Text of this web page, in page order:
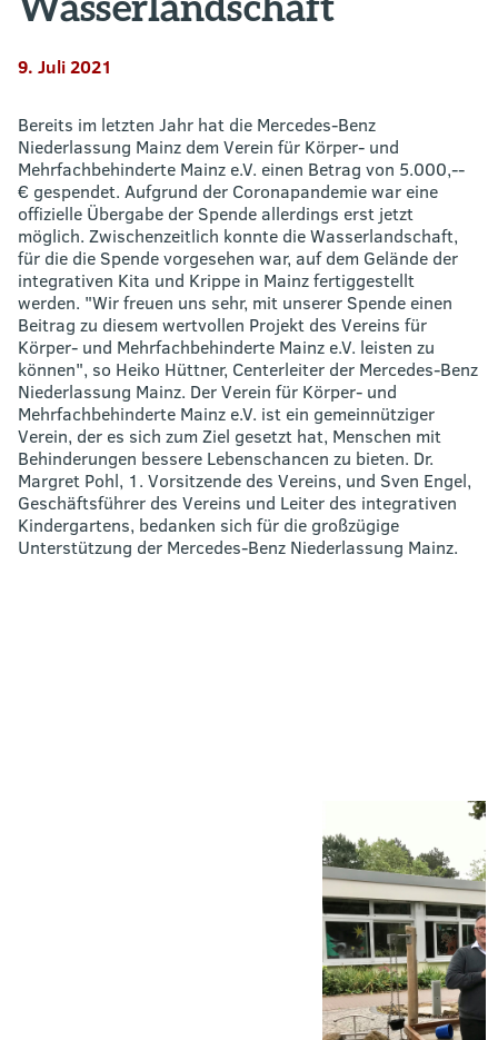
9. Juli 2021
Bereits im letzten Jahr hat die Mercedes-Benz
Niederlassung Mainz dem Verein für Körper- und
Mehrfachbehinderte Mainz e.V. einen Betrag von 5.000,--
€ gespendet. Aufgrund der Coronapandemie war eine
offizielle Übergabe der Spende allerdings erst jetzt
möglich. Zwischenzeitlich konnte die Wasserlandschaft,
für die die Spende vorgesehen war, auf dem Gelände der
integrativen Kita und Krippe in Mainz fertiggestellt
werden. "Wir freuen uns sehr, mit unserer Spende einen
Beitrag zu diesem wertvollen Projekt des Vereins für
Körper- und Mehrfachbehinderte Mainz e.V. leisten zu
können", so Heiko Hüttner, Centerleiter der Mercedes-Benz
Niederlassung Mainz. Der Verein für Körper- und
Mehrfachbehinderte Mainz e.V. ist ein gemeinnütziger
Verein, der es sich zum Ziel gesetzt hat, Menschen mit
Behinderungen bessere Lebenschancen zu bieten. Dr.
Margret Pohl, 1. Vorsitzende des Vereins, und Sven Engel,
Geschäftsführer des Vereins und Leiter des integrativen
Kindergartens, bedanken sich für die großzügige
Unterstützung der Mercedes-Benz Niederlassung Mainz.